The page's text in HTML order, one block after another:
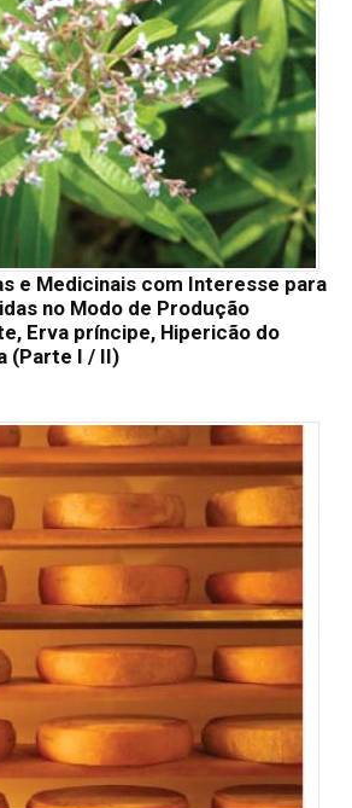
e Medicinais com Interesse para
no Modo de Produção
Erva príncipe, Hipericão do
(Parte I / II)